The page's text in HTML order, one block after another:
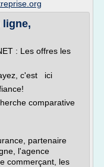
ligne,
: Les offres les
c'est ici
comparative
partenaire
l'agence
commerçant, les